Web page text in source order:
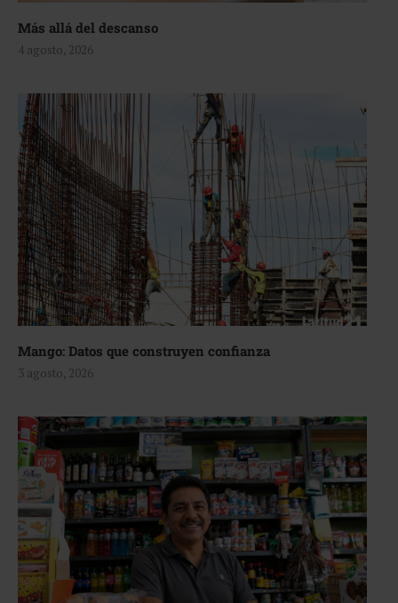
Más allá del descanso
4 agosto, 2026
Mango: Datos que construyen confianza
3 agosto, 2026